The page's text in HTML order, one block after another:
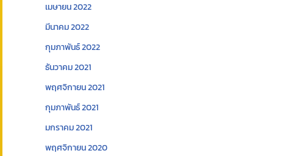
เมษายน 2022
มีนาคม 2022
กุมภาพันธ์ 2022
ธันวาคม 2021
พฤศจิกายน 2021
กุมภาพันธ์ 2021
มกราคม 2021
พฤศจิกายน 2020